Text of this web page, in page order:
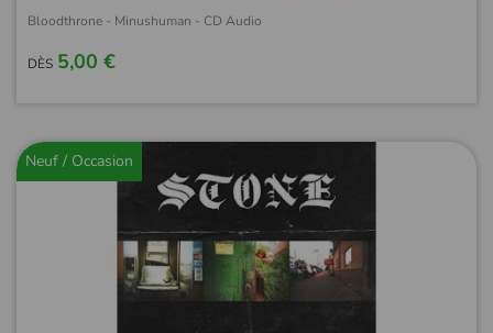
Bloodthrone - Minushuman - CD Audio
DÈS 5,00 €
Neuf / Occasion